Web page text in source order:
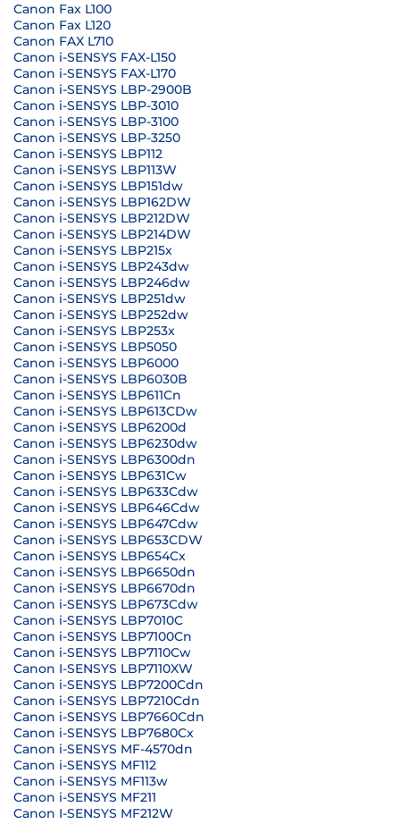
Canon Fax L100
Canon Fax L120
Canon FAX L710
Canon i-SENSYS FAX-L150
Canon i-SENSYS FAX-L170
Canon i-SENSYS LBP-2900B
Canon i-SENSYS LBP-3010
Canon i-SENSYS LBP-3100
Canon i-SENSYS LBP-3250
Canon i-SENSYS LBP112
Canon i-SENSYS LBP113W
Canon i-SENSYS LBP151dw
Canon i-SENSYS LBP162DW
Canon i-SENSYS LBP212DW
Canon i-SENSYS LBP214DW
Canon i-SENSYS LBP215x
Canon i-SENSYS LBP243dw
Canon i-SENSYS LBP246dw
Canon i-SENSYS LBP251dw
Canon i-SENSYS LBP252dw
Canon i-SENSYS LBP253x
Canon i-SENSYS LBP5050
Canon i-SENSYS LBP6000
Canon i-SENSYS LBP6030B
Canon i-SENSYS LBP611Cn
Canon i-SENSYS LBP613CDw
Canon i-SENSYS LBP6200d
Canon i-SENSYS LBP6230dw
Canon i-SENSYS LBP6300dn
Canon i-SENSYS LBP631Cw
Canon i-SENSYS LBP633Cdw
Canon i-SENSYS LBP646Cdw
Canon i-SENSYS LBP647Cdw
Canon i-SENSYS LBP653CDW
Canon i-SENSYS LBP654Cx
Canon i-SENSYS LBP6650dn
Canon i-SENSYS LBP6670dn
Canon i-SENSYS LBP673Cdw
Canon i-SENSYS LBP7010C
Canon i-SENSYS LBP7100Cn
Canon i-SENSYS LBP7110Cw
Canon I-SENSYS LBP7110XW
Canon i-SENSYS LBP7200Cdn
Canon i-SENSYS LBP7210Cdn
Canon i-SENSYS LBP7660Cdn
Canon i-SENSYS LBP7680Cx
Canon i-SENSYS MF-4570dn
Canon i-SENSYS MF112
Canon i-SENSYS MF113w
Canon i-SENSYS MF211
Canon I-SENSYS MF212W